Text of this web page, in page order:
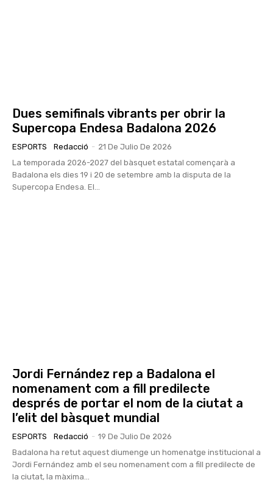
Dues semifinals vibrants per obrir la
Supercopa Endesa Badalona 2026
ESPORTS Redacció - 21 De Julio De 2026
La temporada 2026-2027 del bàsquet estatal començarà a
Badalona els dies 19 i 20 de setembre amb la disputa de la
Supercopa Endesa. El...
Jordi Fernández rep a Badalona el
nomenament com a fill predilecte
després de portar el nom de la ciutat a
l’elit del bàsquet mundial
ESPORTS Redacció - 19 De Julio De 2026
Badalona ha retut aquest diumenge un homenatge institucional a
Jordi Fernández amb el seu nomenament com a fill predilecte de
la ciutat, la màxima...